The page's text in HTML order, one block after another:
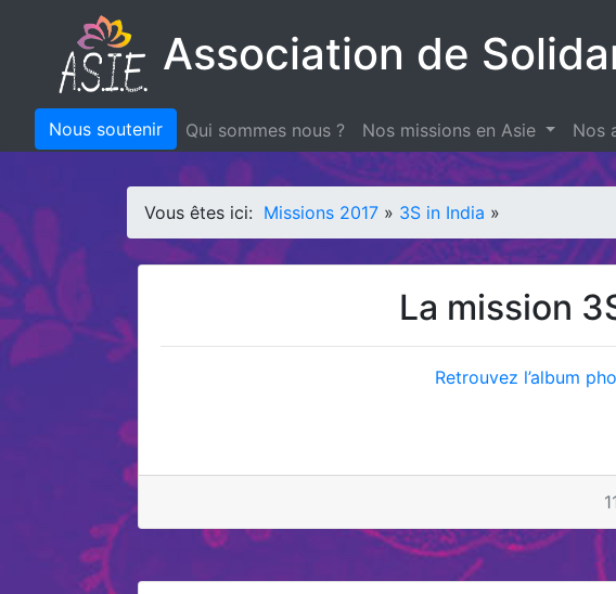
Association de
Nous soutenir Qui sommes nous ? Nos missions en Asie Nos
Vous êtes ici: Missions 2017 » 3S in India »
La mission
Retrouvez l’album